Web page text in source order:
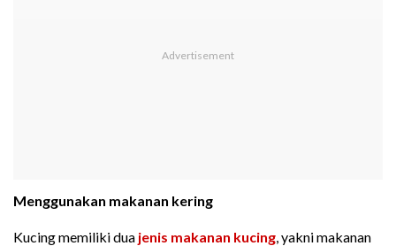
Menggunakan makanan kering
Kucing memiliki dua jenis makanan kucing , yakni makanan